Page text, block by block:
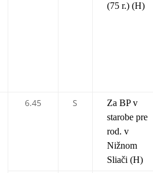
(75 r.) (H)
6.45 S
Za BP v
starobe pre
rod. v
Nižnom
Sliači (H)